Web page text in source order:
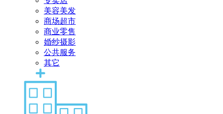
美容美发
商场超市
商业零售
婚纱摄影
公共服务
其它